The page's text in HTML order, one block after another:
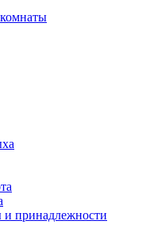
и принадлежности